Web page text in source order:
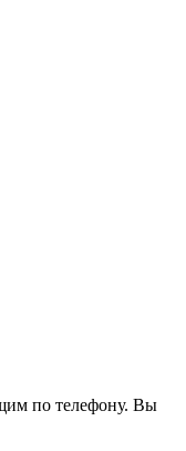
по телефону. Вы